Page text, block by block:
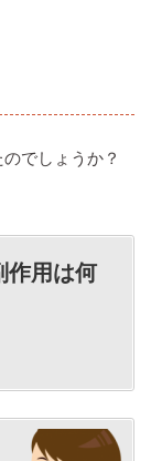
でしょうか？
作用は何